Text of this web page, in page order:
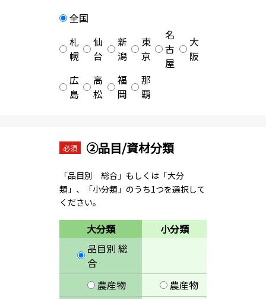
全国
札
幌
仙
台
新
潟
東
京
名
古
屋
大
阪
広
島
高
松
福
岡
那
覇
必須 ②品目/資材分類
「品目別 総合」もしくは「大分
類」、「小分類」のうち1つを選択して
ください。
大分類
小分類
品目別 総
合
農産物
農産物